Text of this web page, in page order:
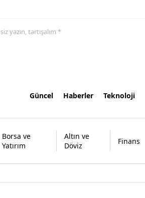
yazın, tartışalım *
Güncel Haberler Teknoloji
Borsa ve
Yatırım
Altın ve
Döviz
Finans